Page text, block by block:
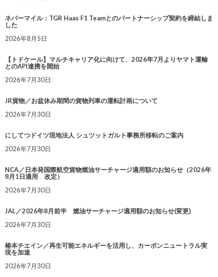
ネバーマイル：TGR Haas F1 Teamとのパートナーシップ契約を締結しま
した
2026年8月5日
【トドケール】マルチキャリア化に向けて、2026年7月よりヤマト運輸
とのAPI連携を開始
2026年7月30日
JR貨物／お盆休み期間の貨物列車の運転計画について
2026年7月30日
にしてつドイツ現地法人 シュツットガルト事務所移転のご案内
2026年7月30日
NCA／日本発国際航空貨物燃油サーチャージ適用額のお知らせ（2026年
8月1日適用 改定）
2026年7月30日
JAL／2026年8月前半 燃油サーチャージ適用額のお知らせ(変更)
2026年7月30日
椿本チエイン／再生可能エネルギーを活用し、カーボンニュートラル実
現を加速
2026年7月30日